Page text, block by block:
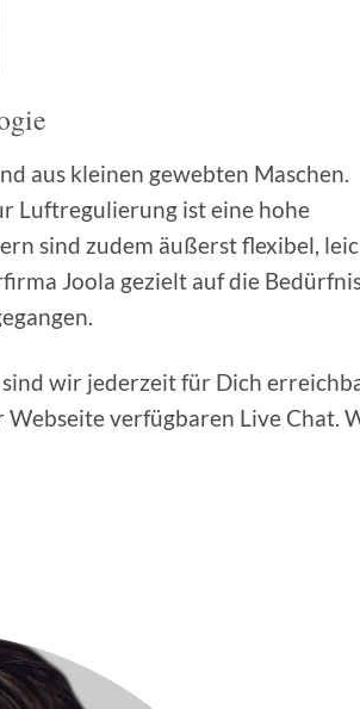
aus kleinen gewebten Maschen.
Luftregulierung ist eine hohe
sind zudem äußerst flexibel,
Joola gezielt auf die
sind wir jederzeit für Dich
verfügbaren Live Chat.